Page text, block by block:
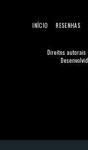
Direitos
INÍCIO RESENHAS